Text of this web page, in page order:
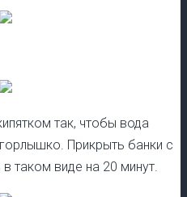
так, чтобы вода
Прикрыть банки с
таком виде на 20 минут.